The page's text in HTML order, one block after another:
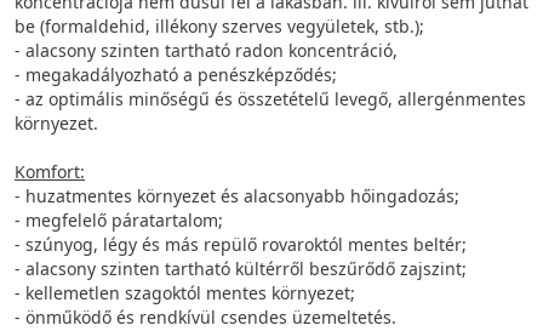
be (formaldehid, illékony szerves vegyületek, stb.);
- alacsony szinten tartható radon koncentráció,
- megakadályozható a penészképződés;
- az optimális minőségű és összetételű levegő, allergénmentes
környezet.
Komfort:
- huzatmentes környezet és alacsonyabb hőingadozás;
- megfelelő páratartalom;
- szúnyog, légy és más repülő rovaroktól mentes beltér;
- alacsony szinten tartható kültérről beszűrődő zajszint;
- kellemetlen szagoktól mentes környezet;
- önműködő és rendkívül csendes üzemeltetés.